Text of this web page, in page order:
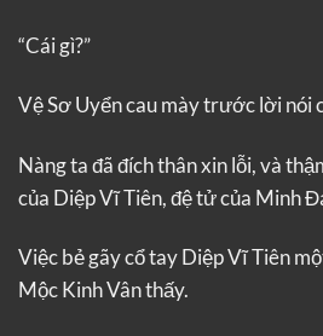
“Cái gì?”
Vệ Sơ Uyển cau mày trước lời nói
Nàng ta đã đích thân xin lỗi, và
của Diệp Vĩ Tiên, đệ tử của Minh
Việc bẻ gãy cổ tay Diệp Vĩ Tiên
Mộc Kinh Vân thấy.